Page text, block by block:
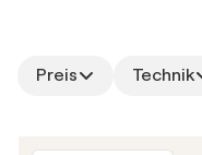
Preis Technik